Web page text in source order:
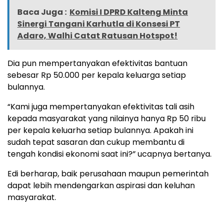
Baca Juga : Komisi I DPRD Kalteng Minta
Sinergi Tangani Karhutla di Konsesi PT
Adaro, Walhi Catat Ratusan Hotspot!
Dia pun mempertanyakan efektivitas bantuan
sebesar Rp 50.000 per kepala keluarga setiap
bulannya.
“Kami juga mempertanyakan efektivitas tali asih
kepada masyarakat yang nilainya hanya Rp 50 ribu
per kepala keluarha setiap bulannya. Apakah ini
sudah tepat sasaran dan cukup membantu di
tengah kondisi ekonomi saat ini?” ucapnya bertanya.
Edi berharap, baik perusahaan maupun pemerintah
dapat lebih mendengarkan aspirasi dan keluhan
masyarakat.